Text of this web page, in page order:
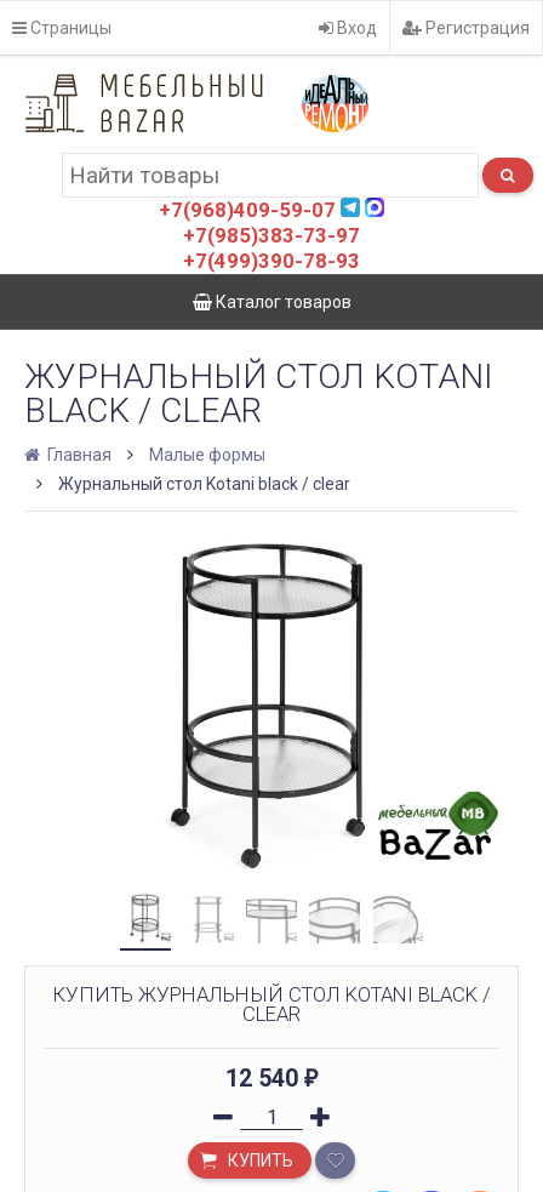
Страницы Вход Регистрация
+7(968)409-59-07
+7(985)383-73-97
+7(499)390-78-93
Каталог товаров
ЖУРНАЛЬНЫЙ СТОЛ KOTANI
BLACK / CLEAR
Главная
Малые формы
Журнальный стол Kotani black / clear
КУПИТЬ ЖУРНАЛЬНЫЙ СТОЛ KOTANI BLACK /
CLEAR
12 540 ₽
КУПИТЬ